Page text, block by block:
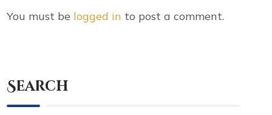
You must be logged in to post a comment.
Search